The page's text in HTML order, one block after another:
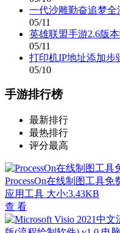
一代沙雕勤奋追梦全
05/11
英雄联盟手游2.6版
05/11
打印机IP地址添加步
05/10
手游排行榜
最新排行
最热排行
评分最高
ProcessOn在线制图工具免
应用工具 大小:3.43KB
查 看